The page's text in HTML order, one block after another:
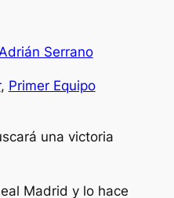
Serrano
, Primer Equipo
una victoria
Madrid y lo hace